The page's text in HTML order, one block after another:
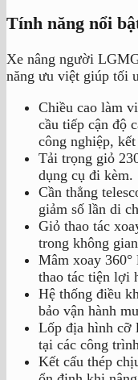
Tính năng nổi
Xe nâng người
năng ưu việt giúp tối
Chiều cao làm
cầu tiếp cận độ
công nghiệp,
Tải trọng giỏ
dụng cụ đi kèm.
Cần thẳng
giảm số lần di
Giỏ thao tác
trong không
Mâm xoay 360°
thao tác tiện lợi
Hệ thống điều
bảo vận hành
Lốp địa hình cỡ
tại các công
Kết cấu thép